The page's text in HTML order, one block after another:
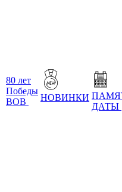
80 лет
Победы
ВОВ
НОВИНКИ
ДАТЫ